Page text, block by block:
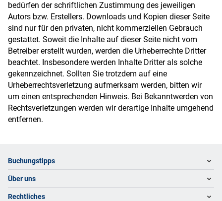
bedürfen der schriftlichen Zustimmung des jeweiligen
Autors bzw. Erstellers. Downloads und Kopien dieser Seite
sind nur für den privaten, nicht kommerziellen Gebrauch
gestattet. Soweit die Inhalte auf dieser Seite nicht vom
Betreiber erstellt wurden, werden die Urheberrechte Dritter
beachtet. Insbesondere werden Inhalte Dritter als solche
gekennzeichnet. Sollten Sie trotzdem auf eine
Urheberrechtsverletzung aufmerksam werden, bitten wir
um einen entsprechenden Hinweis. Bei Bekanntwerden von
Rechtsverletzungen werden wir derartige Inhalte umgehend
entfernen.
Footer navigation
Buchungstipps
Warum im Reisebüro buchen
Hoteltipps
Über uns
Kontakt
Rechtliches